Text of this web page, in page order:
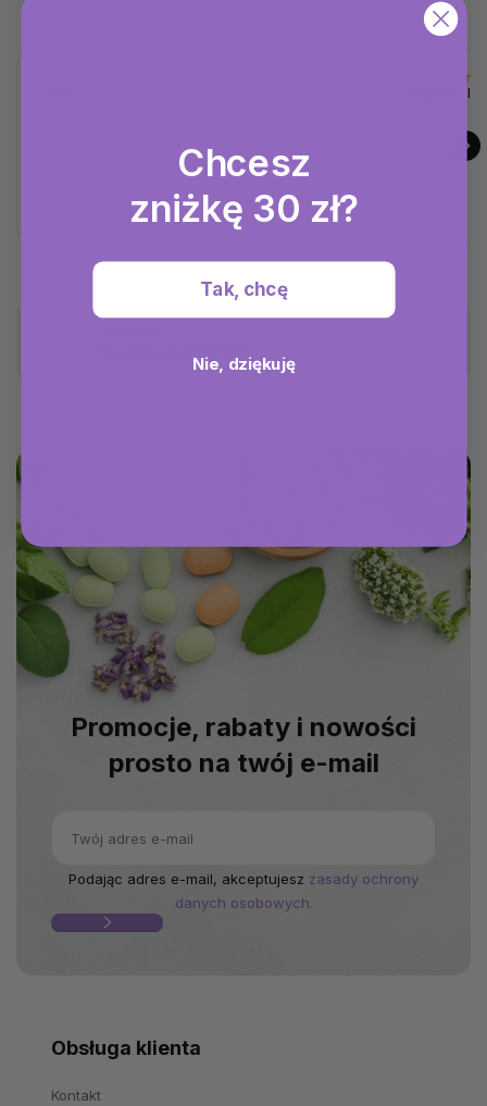
Szybko. I
Promocje, rabaty i nowości
prosto na twój e-mail
Podając adres e-mail, akceptujesz zasady ochrony
danych osobowych.
Obsługa klienta
Kontakt
Chcesz
zniżkę 30 zł?
Tak, chcę
Nie, dziękuję